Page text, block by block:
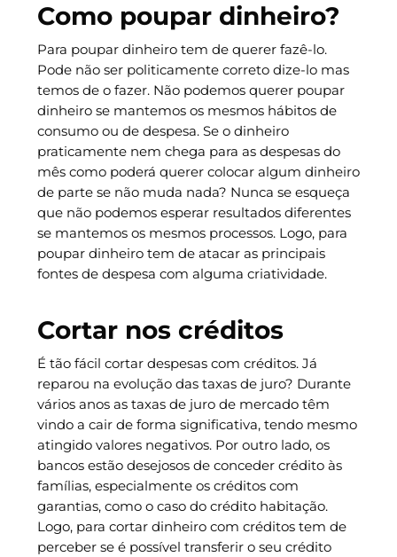
Como poupar dinheiro?
Para poupar dinheiro tem de querer fazê-lo.
Pode não ser politicamente correto dize-lo mas
temos de o fazer. Não podemos querer poupar
dinheiro se mantemos os mesmos hábitos de
consumo ou de despesa. Se o dinheiro
praticamente nem chega para as despesas do
mês como poderá querer colocar algum dinheiro
de parte se não muda nada? Nunca se esqueça
que não podemos esperar resultados diferentes
se mantemos os mesmos processos. Logo, para
poupar dinheiro tem de atacar as principais
fontes de despesa com alguma criatividade.
Cortar nos créditos
É tão fácil cortar despesas com créditos. Já
reparou na evolução das taxas de juro? Durante
vários anos as taxas de juro de mercado têm
vindo a cair de forma significativa, tendo mesmo
atingido valores negativos. Por outro lado, os
bancos estão desejosos de conceder crédito às
famílias, especialmente os créditos com
garantias, como o caso do crédito habitação.
Logo, para cortar dinheiro com créditos tem de
perceber se é possível transferir o seu crédito